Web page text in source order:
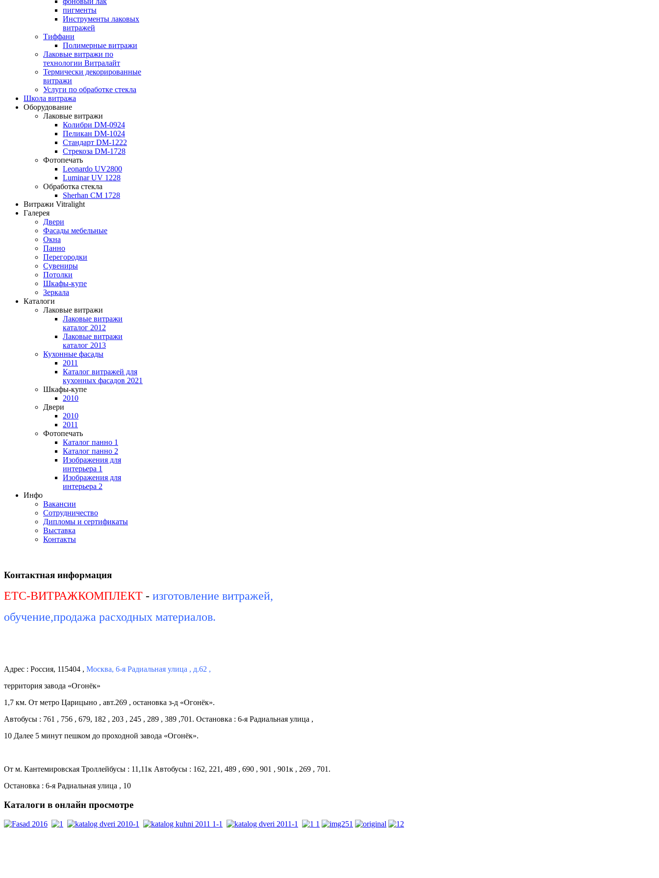
пигменты
Инструменты лаковых
витражей
Тиффани
Полимерные витражи
Лаковые витражи по
технологии Витралайт
Термически декорированные
витражи
Услуги по обработке стекла
Школа витража
Оборудование
Лаковые витражи
Колибри DM-0924
Пеликан DM-1024
Стандарт DM-1222
Стрекоза DM-1728
Фотопечать
Leonardo UV2800
Luminar UV 1228
Обработка стекла
Sherhan CM 1728
Витражи Vitralight
Галерея
Двери
Фасады мебельные
Окна
Панно
Перегородки
Сувениры
Потолки
Шкафы-купе
Зеркала
Каталоги
Лаковые витражи
Лаковые витражи
каталог 2012
Лаковые витражи
каталог 2013
Кухонные фасады
2011
Каталог витражей для
кухонных фасадов 2021
Шкафы-купе
2010
Двери
2010
2011
Фотопечать
Каталог панно 1
Каталог панно 2
Изображения для
интерьера 1
Изображения для
интерьера 2
Инфо
Вакансии
Сотрудничество
Дипломы и сертификаты
Выставка
Контакты
Контактная информация
ЕТС-ВИТРАЖКОМПЛЕКТ - изготовление витражей,
обучение,продажа расходных материалов.
Адрес : Россия, 115404 , Москва, 6-я Радиальная улица , д.62 ,
территория завода «Огонёк»
1,7 км. От метро Царицыно , авт.269 , остановка з-д «Огонёк».
Автобусы : 761 , 756 , 679, 182 , 203 , 245 , 289 , 389 ,701. Остановка : 6-я Радиальная улица ,
10 Далее 5 минут пешком до проходной завода «Огонёк».
От м. Кантемировская Троллейбусы : 11,11к Автобусы : 162, 221, 489 , 690 , 901 , 901к , 269 , 701.
Остановка : 6-я Радиальная улица , 10
Каталоги в онлайн просмотре